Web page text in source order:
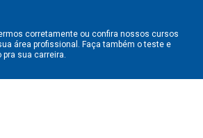
corretamente ou confira nossos cursos
área profissional. Faça também o teste e
sua carreira.